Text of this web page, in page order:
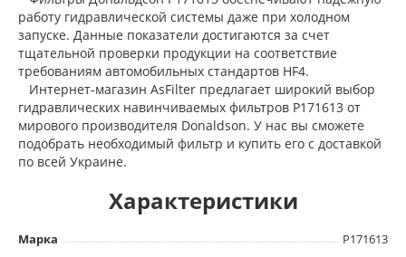
работу гидравлической системы даже при холодном
запуске. Данные показатели достигаются за счет
тщательной проверки продукции на соответствие
требованиям автомобильных стандартов HF4.
Интернет-магазин AsFilter предлагает широкий выбор
гидравлических навинчиваемых фильтров P171613 от
мирового производителя Donaldson. У нас вы сможете
подобрать необходимый фильтр и купить его с доставкой
по всей Украине.
Характеристики
Марка P171613